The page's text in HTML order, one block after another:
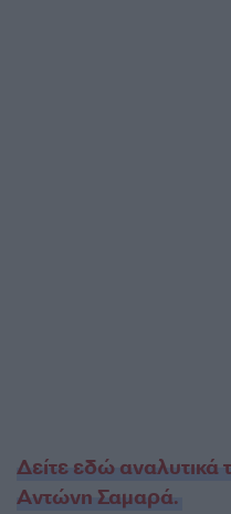
Δείτε εδώ αναλυτικά
Αντώνη Σαμαρά.